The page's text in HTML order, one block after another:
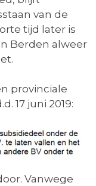
van de
tijd later is
Berden alweer
provinciale
17 juni 2019:
Vanwege